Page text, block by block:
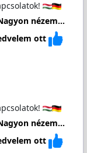
nézem...
ott
nézem...
ott